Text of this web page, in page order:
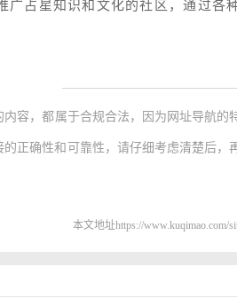
占星知识和文化的社区，通过各
容，都属于合规合法，因为网址导航的
正确性和可靠性，请仔细考虑清楚后，
本文地址https://www.kuqimao.com/